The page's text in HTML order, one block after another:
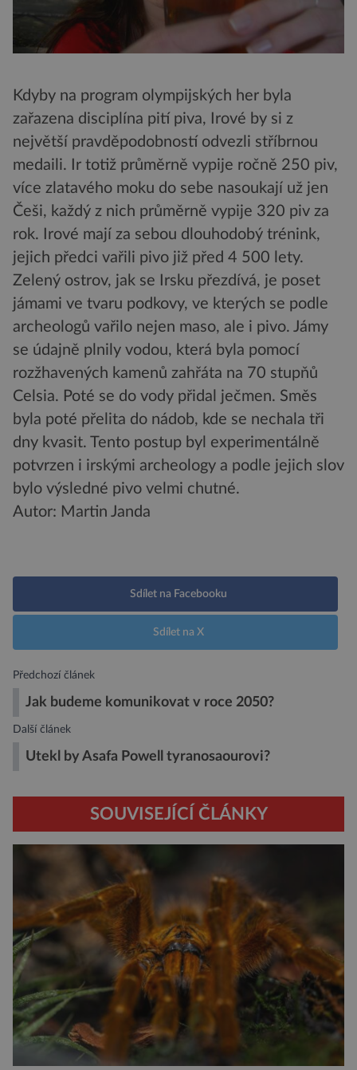
Kdyby na program olympijských her byla
zařazena disciplína pití piva, Irové by si z
největší pravděpodobností odvezli stříbrnou
medaili. Ir totiž průměrně vypije ročně 250 piv,
více zlatavého moku do sebe nasoukají už jen
Češi, každý z nich průměrně vypije 320 piv za
rok. Irové mají za sebou dlouhodobý trénink,
jejich předci vařili pivo již před 4 500 lety.
Zelený ostrov, jak se Irsku přezdívá, je poset
jámami ve tvaru podkovy, ve kterých se podle
archeologů vařilo nejen maso, ale i pivo. Jámy
se údajně plnily vodou, která byla pomocí
rozžhavených kamenů zahřáta na 70 stupňů
Celsia. Poté se do vody přidal ječmen. Směs
byla poté přelita do nádob, kde se nechala tři
dny kvasit. Tento postup byl experimentálně
potvrzen i irskými archeology a podle jejich slov
bylo výsledné pivo velmi chutné.
Autor: Martin Janda
Sdílet na Facebooku
Sdílet na X
Předchozí článek
Jak budeme komunikovat v roce 2050?
Další článek
Utekl by Asafa Powell tyranosaourovi?
SOUVISEJÍCÍ ČLÁNKY